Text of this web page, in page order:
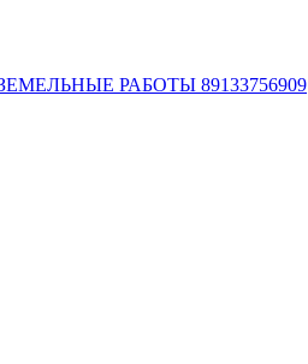
РАБОТЫ 89133756909